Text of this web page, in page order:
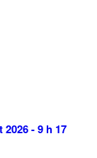
2026 - 9 h 17